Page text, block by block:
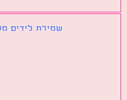
שמירת לידים מטפסים